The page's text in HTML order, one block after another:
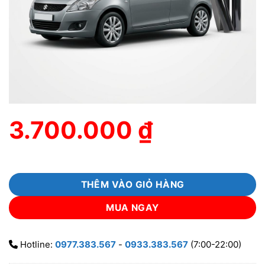
3.700.000 ₫
THÊM VÀO GIỎ HÀNG
MUA NGAY
Hotline: 0977.383.567 - 0933.383.567 (7:00-22:00)